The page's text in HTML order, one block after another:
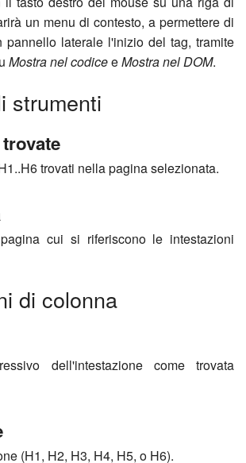
un menu di contesto, a permettere di
pannello laterale l'inizio del tag, tramite
Mostra nel codiceeMostra nel DOM.
strumenti
trovati nella pagina selezionata.
cui si riferiscono le intestazioni
di colonna
dell'intestazione come trovata
(H1, H2, H3, H4, H5, o H6).